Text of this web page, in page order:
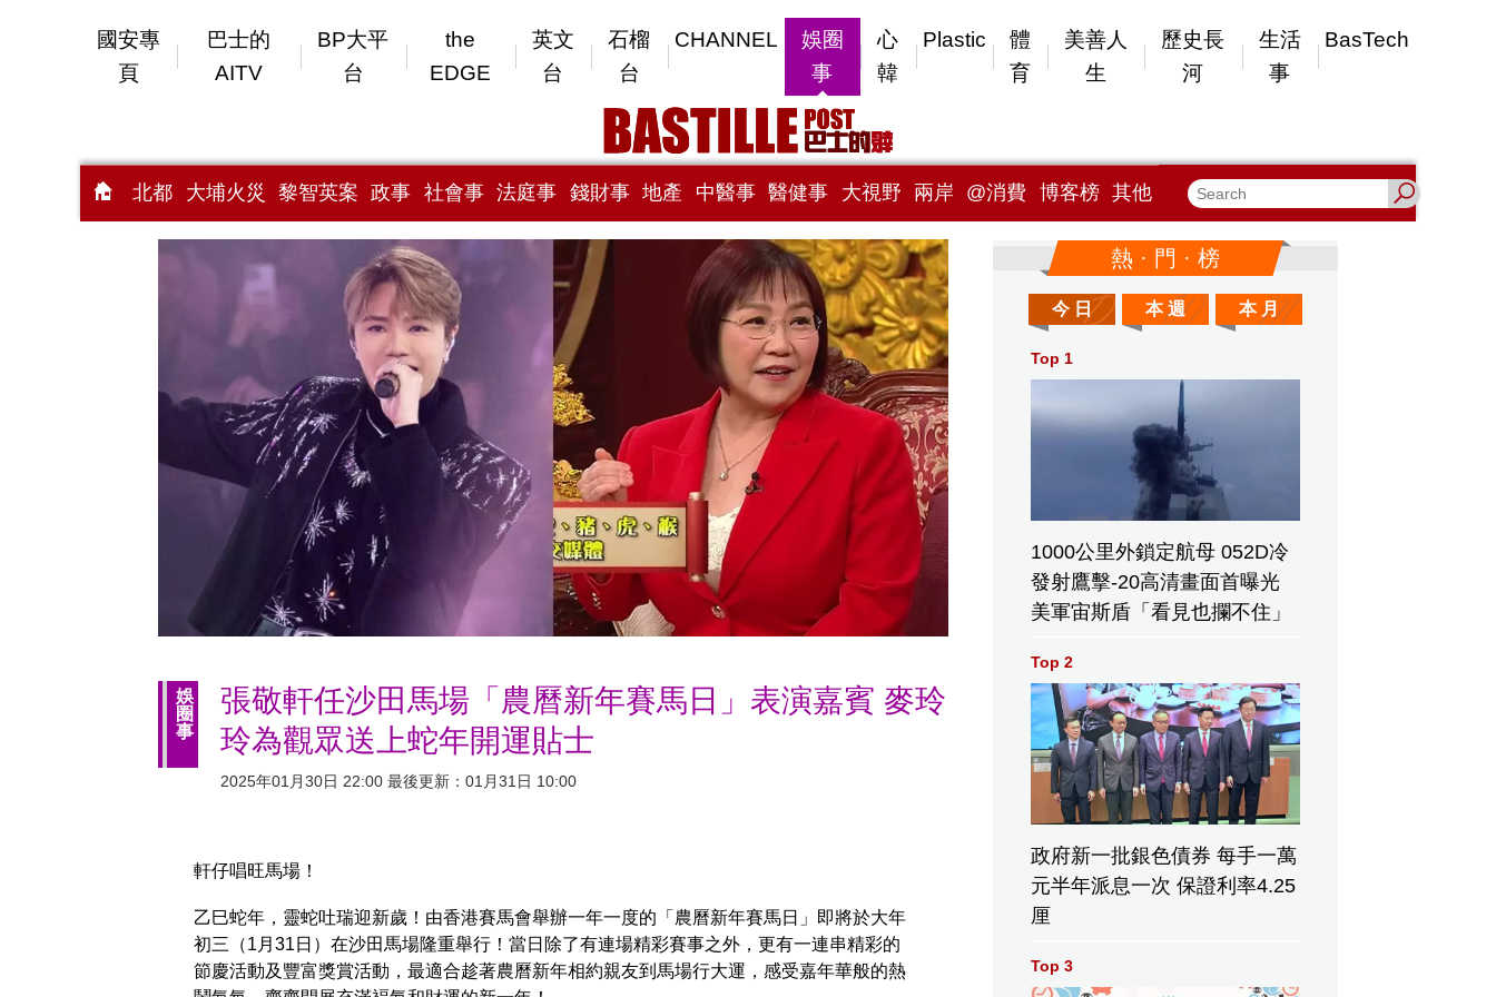
國安專
頁
巴士的
AITV
BP大平
台
the
EDGE
英文
台
石榴
台
CHANNEL
娛圈
事
心
韓
Plastic
體
育
美善人
生
歷史長
河
生活
事
BasTech
北都 大埔火災 黎智英案 政事 社會事 法庭事 錢財事 地產 中醫事 醫健事 大視野 兩岸 @消費 博客榜 其他
娛
圈
事
張敬軒任沙田馬場「農曆新年賽馬日」表演嘉賓 麥玲
玲為觀眾送上蛇年開運貼士
2025年01月30日 22:00 最後更新：01月31日 10:00
軒仔唱旺馬場！
乙巳蛇年，靈蛇吐瑞迎新歲！由香港賽馬會舉辦一年一度的「農曆新年賽馬日」即將於大年
初三（1月31日）在沙田馬場隆重舉行！當日除了有連場精彩賽事之外，更有一連串精彩的
節慶活動及豐富獎賞活動，最適合趁著農曆新年相約親友到馬場行大運，感受嘉年華般的熱
熱 · 門 · 榜
今 日 本 週 本 月
Top 1
1000公里外鎖定航母 052D冷
發射鷹擊-20高清畫面首曝光
美軍宙斯盾「看見也攔不住」
Top 2
政府新一批銀色債券 每手一萬
元半年派息一次 保證利率4.25
厘
Top 3